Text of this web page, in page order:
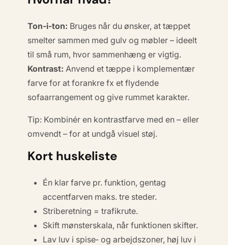
Ton-i-ton: Bruges når du ønsker, at tæppet
smelter sammen med gulv og møbler – ideelt
til små rum, hvor sammenhæng er vigtig.
Kontrast: Anvend et tæppe i komplementær
farve for atforankre fx et flydende
sofaarrangement og give rummet karakter.
Tip: Kombinér en kontrastfarve med en– eller
omvendt – for at undgå visuel støj.
Kort huskeliste
Én klar farve pr. funktion, gentag
accentfarven maks. tre steder.
Striberetning = trafikrute.
Skift mønsterskala, når funktionen skifter.
Lav luv i spise‐ og arbejdszoner, høj luv i